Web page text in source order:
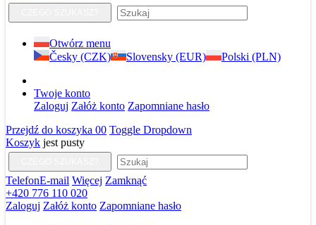
Otwórz menu
Česky (CZK)
Slovensky (EUR) Polski (PLN)
Twoje konto
Zaloguj Załóż konto Zapomniane hasło
Przejdź do koszyka 00 Toggle Dropdown
Koszyk jest pusty
TelefonE-mail Więcej Zamknąć
+420 776 110 020
Zaloguj Załóż konto Zapomniane hasło